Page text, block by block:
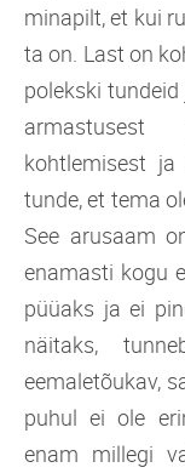
minapilt, et kui
ta on. Last on
polekski
kohtlemisest
tunde, et tema
See arusaam
enamasti kogu
püüaks ja ei
näitaks,
eemaletõukav,
puhul ei ole
enam millegi